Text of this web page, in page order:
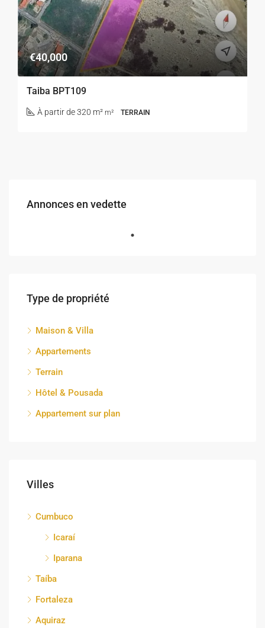
€40,000
Taiba BPT109
À partir de 320 m² m² TERRAIN
Annonces en vedette
Type de propriété
Maison & Villa
Appartements
Terrain
Hôtel & Pousada
Appartement sur plan
Villes
Cumbuco
Icaraí
Iparana
Taíba
Fortaleza
Aquiraz